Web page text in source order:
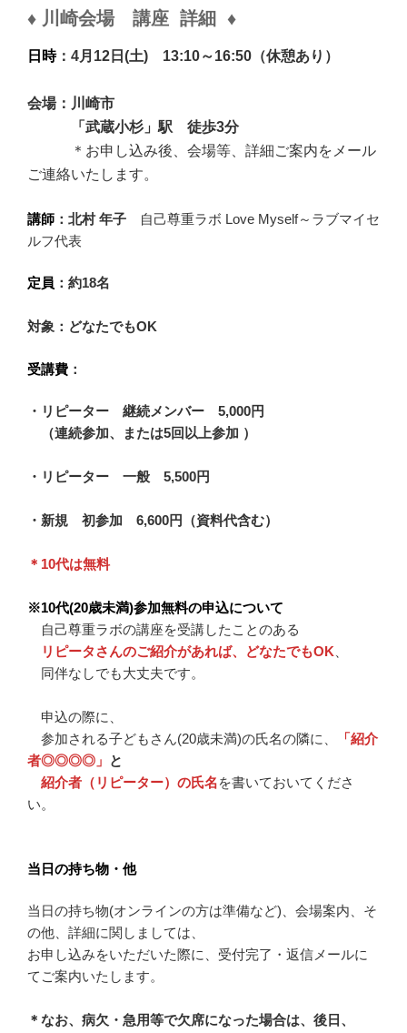
♦ 川崎会場講座 詳細 ♦
日時：4月12日(土) 13:10～16:50（休憩あり）
会場：川崎市
「武蔵小杉」駅 徒歩3分
＊お申し込み後、会場等、詳細ご案内をメール
ご連絡いたします。
講師 ：北村 年子
自己尊重ラボ Love Myself～ラブマイセ
ルフ代表
定員 ： 約18名
対象：どなたでもOK
受講費 ：
・ リピーター 継続メンバー
5,000円
（連続参加、または5回以上参加 ）
・リピーター 一般 5,500円
・新規 初参加 6,600円 （資料代含む）
＊10代は無料
※10代(20歳未満)参加無料の申込について
自己尊重ラボの講座を受講したことのある
リピータさんのご紹介があれば、どなたでもOK
同伴なしでも大丈夫です。
申込の際に、
参加される子どもさん(20歳未満)の氏名の隣に、
「紹介
者◎◎◎◎」 と
紹介者（リピーター）の氏名を書いておいてくださ
い。
当日の持ち物・他
当日の持ち物(オンラインの方は準備など)、会場案内、そ
の他、詳細に関しましては、
お申し込みをいただいた際に、受付完了・返信メールに
てご案内いたします。
＊なお、病欠・急用等で欠席になった場合は、後日、